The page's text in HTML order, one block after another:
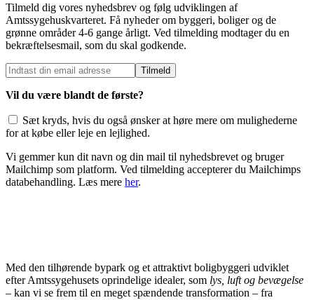
Tilmeld dig vores nyhedsbrev og følg udviklingen af
Amtssygehuskvarteret. Få nyheder om byggeri, boliger og de
grønne områder 4-6 gange årligt. Ved tilmelding modtager du en
bekræftelsesmail, som du skal godkende.
Vil du være blandt de første?
Sæt kryds, hvis du også ønsker at høre mere om mulighederne
for at købe eller leje en lejlighed.
Vi gemmer kun dit navn og din mail til nyhedsbrevet og bruger
Mailchimp som platform. Ved tilmelding accepterer du Mailchimps
databehandling. Læs mere her.
Med den tilhørende bypark og et attraktivt boligbyggeri udviklet
efter Amtssygehusets oprindelige idealer, som lys, luft og bevægelse
– kan vi se frem til en meget spændende transformation – fra